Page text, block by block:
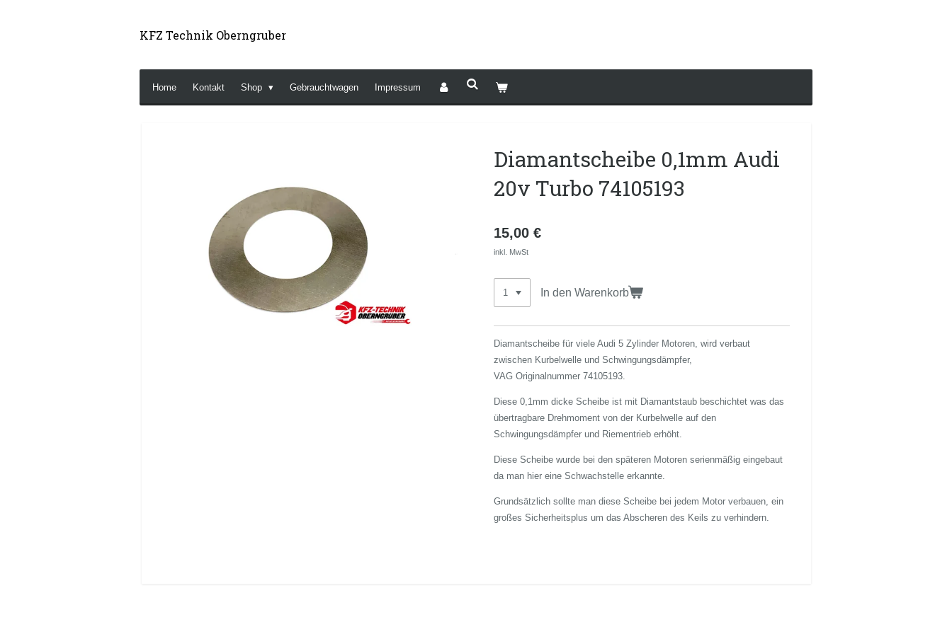
KFZ Technik Oberngruber
Home Kontakt Shop Gebrauchtwagen Impressum
Diamantscheibe 0,1mm Audi
20v Turbo 74105193
15,00 €
inkl. MwSt
In den Warenkorb
Diamantscheibe für viele Audi 5 Zylinder Motoren, wird verbaut
zwischen Kurbelwelle und Schwingungsdämpfer,
VAG Originalnummer 74105193.
Diese 0,1mm dicke Scheibe ist mit Diamantstaub beschichtet was das
übertragbare Drehmoment von der Kurbelwelle auf den
Schwingungsdämpfer und Riementrieb erhöht.
Diese Scheibe wurde bei den späteren Motoren serienmäßig eingebaut
da man hier eine Schwachstelle erkannte.
Grundsätzlich sollte man diese Scheibe bei jedem Motor verbauen, ein
großes Sicherheitsplus um das Abscheren des Keils zu verhindern.